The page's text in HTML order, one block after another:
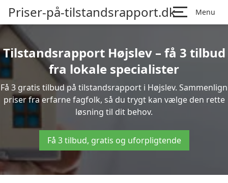
Priser-på-tilstandsrapport.dk Menu
Tilstandsrapport Højslev – få 3 tilbud
fra lokale specialister
Få 3 gratis tilbud på tilstandsrapport i Højslev. Sammenlign
priser fra erfarne fagfolk, så du trygt kan vælge den rette
løsning til dit behov.
Få 3 tilbud, gratis og uforpligtende